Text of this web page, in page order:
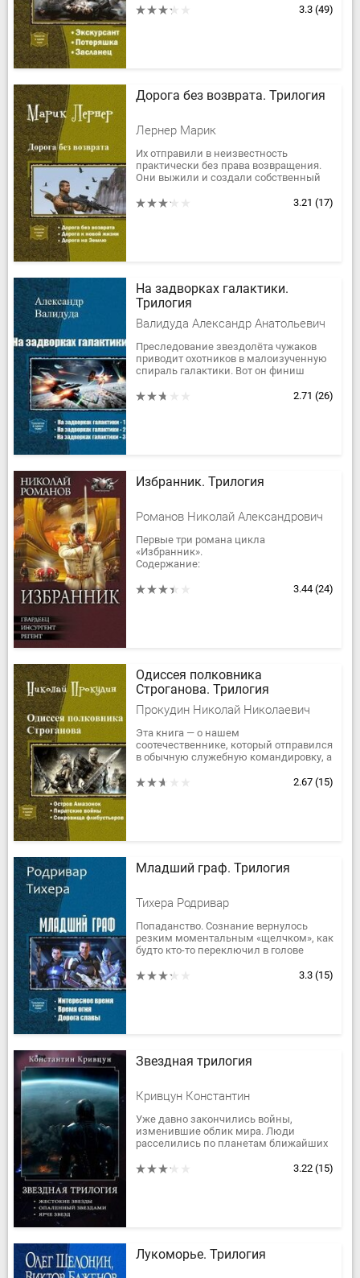
космические силы некоего
3.3 (49)
Дорога без возврата. Трилогия
Лернер Марик
Их отправили в неизвестность
практически без права возвращения.
Они выжили и создали собственный
окружающих. Но если тебе что-то3.21 (17)
На задворках галактики.
Трилогия
Валидуда Александр Анатольевич
Преследование звездолёта чужаков
приводит охотников в малоизученную
спираль галактики. Вот он финиш
развязка близка. Но всё...
2.71 (26)
Избранник. Трилогия
Романов Николай Александрович
Первые три романа цикла
«Избранник».
Содержание:
2. Инсургент
3.44 (24)
Одиссея полковника
Строганова. Трилогия
Прокудин Николай Николаевич
Эта книга — о нашем
соотечественнике, который отправился
в обычную служебную командировку, а
тридесятое царство, в
2.67 (15)
Младший граф. Трилогия
Тихера Родривар
Попаданство. Сознание вернулось
резким моментальным «щелчком», как
будто кто-то переключил в голове
ударил по ноздрям запах чего-то...3.3 (15)
Звездная трилогия
Кривцун Константин
Уже давно закончились войны,
изменившие облик мира. Люди
расселились по планетам ближайших
следы ушедшей чужой расы. Но3.22 (15)
Лукоморье. Трилогия